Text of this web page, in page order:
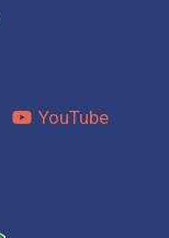
YouTube